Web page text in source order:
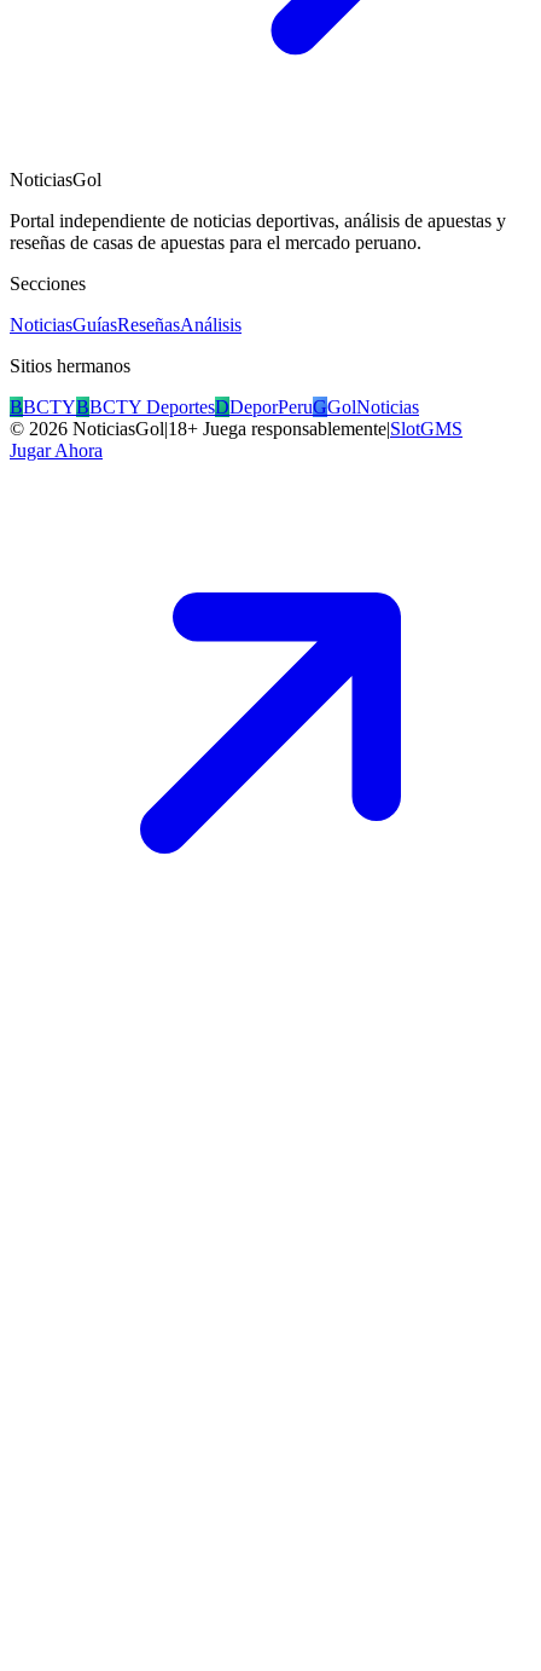
NoticiasGol
Portal independiente de noticias deportivas, análisis de apuestas y
reseñas de casas de apuestas para el mercado peruano.
Secciones
NoticiasGuíasReseñasAnálisis
Sitios hermanos
BBCTYBBCTY DeportesDDeporPeruGGolNoticias
© 2026 NoticiasGol|18+ Juega responsablemente|SlotGMS
Jugar Ahora